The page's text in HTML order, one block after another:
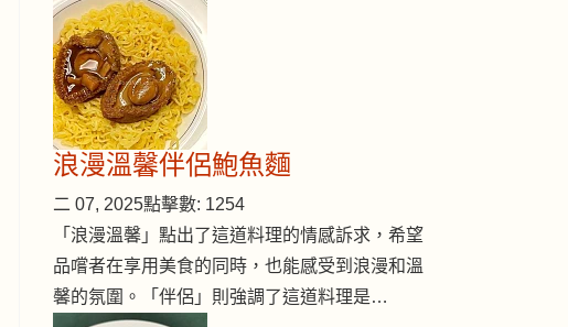
浪漫溫馨伴侶鮑魚麵
二 07, 2025點擊數: 1254
「浪漫溫馨」點出了這道料理的情感訴求，希望
品嚐者在享用美食的同時，也能感受到浪漫和溫
馨的氛圍。「伴侶」則強調了這道料理是…